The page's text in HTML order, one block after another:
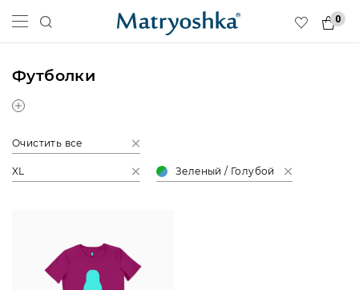
0
Футболки
Очистить все
XL Зеленый / Голубой